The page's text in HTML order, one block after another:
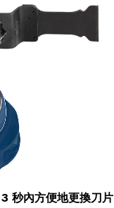
秒內方便地更換刀片